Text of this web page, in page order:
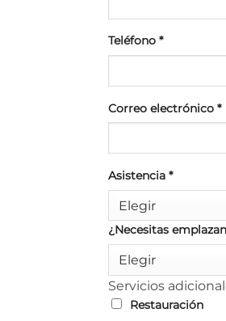
Teléfono*
Correo electrónico*
Asistencia*
Elegir
¿Necesitas
Elegir
Servicios
Restauración